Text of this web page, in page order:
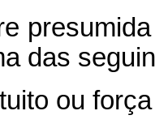
das
ou força